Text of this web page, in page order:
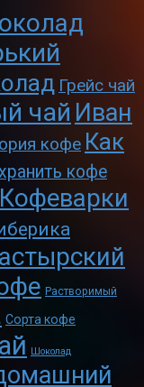
Грейс чай
чай Иван
кофе Как
кофе
Кофеварки
Растворимый
Сорта кофе
Шоколад